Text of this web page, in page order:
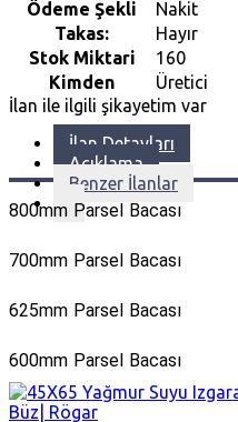
Ödeme Şekli
Nakit
Takas:
Hayır
Stok Miktari
160
Kimden
Üretici
İlan ile ilgili şikayetim var
İlan Detayları
Açıklama
Benzer İlanlar
800mm Parsel Bacası
700mm Parsel Bacası
625mm Parsel Bacası
600mm Parsel Bacası